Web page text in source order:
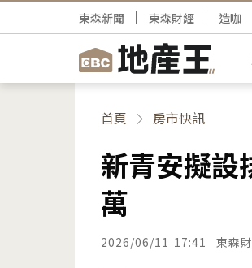
東森新聞 東森財經 造咖
首頁 房市快訊
新青安擬設
萬
2026/06/11 17:41 東森